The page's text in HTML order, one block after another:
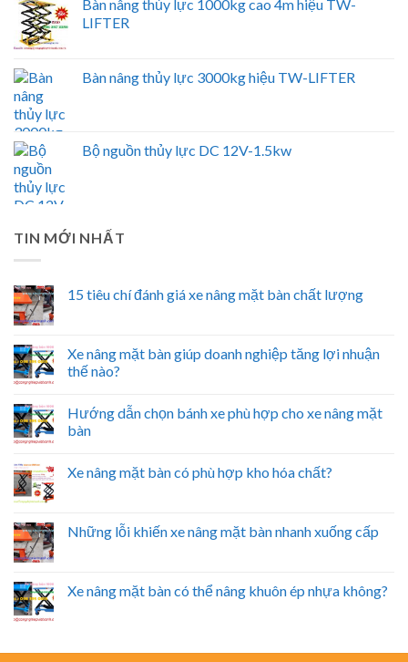
Bàn nâng thủy lực 1000kg cao 4m hiệu TW-
LIFTER
Bàn nâng thủy lực 3000kg hiệu TW-LIFTER
Bộ nguồn thủy lực DC 12V-1.5kw
TIN MỚI NHẤT
15 tiêu chí đánh giá xe nâng mặt bàn chất lượng
Xe nâng mặt bàn giúp doanh nghiệp tăng lợi nhuận
thế nào?
Hướng dẫn chọn bánh xe phù hợp cho xe nâng mặt
bàn
Xe nâng mặt bàn có phù hợp kho hóa chất?
Những lỗi khiến xe nâng mặt bàn nhanh xuống cấp
Xe nâng mặt bàn có thể nâng khuôn ép nhựa không?